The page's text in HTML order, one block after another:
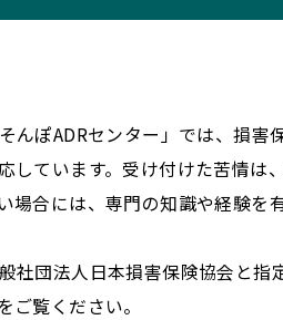
ぽADRセンター」では、損
しています。受け付けた苦情
場合には、専門の知識や経験
社団法人日本損害保険協会と
覧ください。